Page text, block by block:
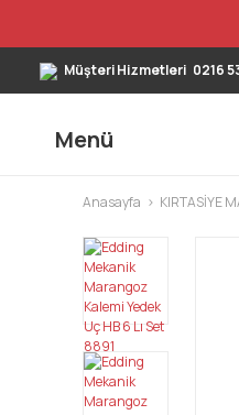
Müşteri Hizmetleri 0216
Menü
Anasayfa KIRTASİYE